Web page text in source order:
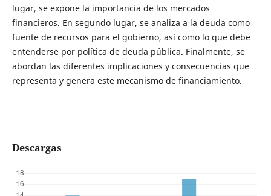
lugar, se expone la importancia de los mercados
financieros. En segundo lugar, se analiza a la deuda como
fuente de recursos para el gobierno, así como lo que debe
entenderse por política de deuda pública. Finalmente, se
abordan las diferentes implicaciones y consecuencias que
representa y genera este mecanismo de financiamiento.
Descargas